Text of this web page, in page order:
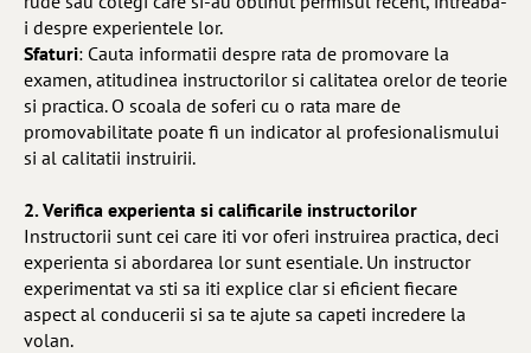
i despre experientele lor.
Sfaturi: Cauta informatii despre rata de promovare la
examen, atitudinea instructorilor si calitatea orelor de teorie
si practica. O scoala de soferi cu o rata mare de
promovabilitate poate fi un indicator al profesionalismului
si al calitatii instruirii.
2. Verifica experienta si calificarile instructorilor
Instructorii sunt cei care iti vor oferi instruirea practica, deci
experienta si abordarea lor sunt esentiale. Un instructor
experimentat va sti sa iti explice clar si eficient fiecare
aspect al conducerii si sa te ajute sa capeti incredere la
volan.